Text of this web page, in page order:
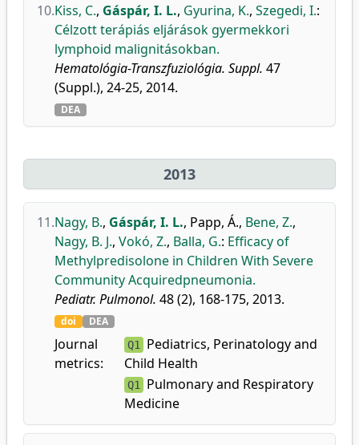
10.Kiss, C., Gáspár, I. L., Gyurina, K., Szegedi, I.:
Célzott terápiás eljárások gyermekkori
lymphoid malignitásokban.
Hematológia-Transzfuziológia. Suppl. 47
(Suppl.), 24-25, 2014.
DEA
2013
11.Nagy, B., Gáspár, I. L., Papp, Á., Bene, Z.,
Nagy, B. J., Vokó, Z., Balla, G.: Efficacy of
Methylpredisolone in Children With Severe
Community Acquiredpneumonia.
Pediatr. Pulmonol. 48 (2), 168-175, 2013.
doi DEA
Journal
metrics:
Q1
Pediatrics, Perinatology and
Child Health
Q1
Pulmonary and Respiratory
Medicine